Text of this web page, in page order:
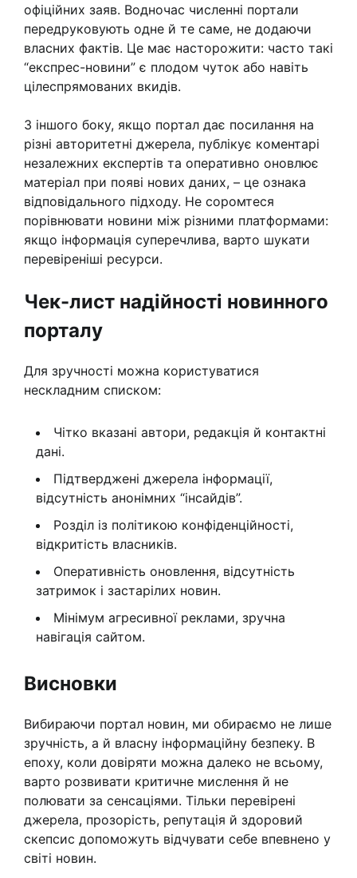
офіційних заяв. Водночас численні портали
передруковують одне й те саме, не додаючи
власних фактів. Це має насторожити: часто такі
“експрес-новини” є плодом чуток або навіть
цілеспрямованих вкидів.
З іншого боку, якщо портал дає посилання на
різні авторитетні джерела, публікує коментарі
незалежних експертів та оперативно оновлює
матеріал при появі нових даних, – це ознака
відповідального підходу. Не соромтеся
порівнювати новини між різними платформами:
якщо інформація суперечлива, варто шукати
перевіреніші ресурси.
Чек-лист надійності новинного
порталу
Для зручності можна користуватися
нескладним списком:
Чітко вказані автори, редакція й контактні
дані.
Підтверджені джерела інформації,
відсутність анонімних “інсайдів”.
Розділ із політикою конфіденційності,
відкритість власників.
Оперативність оновлення, відсутність
затримок і застарілих новин.
Мінімум агресивної реклами, зручна
навігація сайтом.
Висновки
Вибираючи портал новин, ми обираємо не лише
зручність, а й власну інформаційну безпеку. В
епоху, коли довіряти можна далеко не всьому,
варто розвивати критичне мислення й не
полювати за сенсаціями. Тільки перевірені
джерела, прозорість, репутація й здоровий
скепсис допоможуть відчувати себе впевнено у
світі новин.